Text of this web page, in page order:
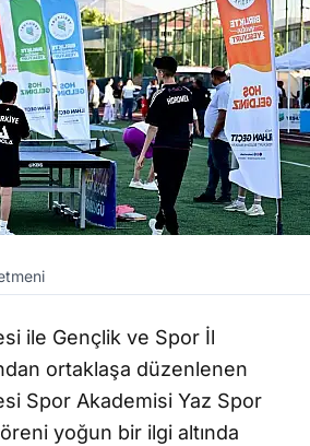
ile Gençlik ve Spor İl
ortaklaşa düzenlenen
Spor Akademisi Yaz Spor
töreni yoğun bir ilgi altında